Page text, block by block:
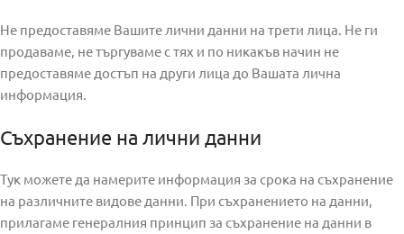
Не предоставяме Вашите лични данни на трети лица. Не ги
продаваме, не търгуваме с тях и по никакъв начин не
предоставяме достъп на други лица до Вашата лична
информация.
Съхранение на лични данни
Тук можете да намерите информация за срока на съхранение
на различните видове данни. При съхранението на данни,
прилагаме генералния принцип за съхранение на данни в